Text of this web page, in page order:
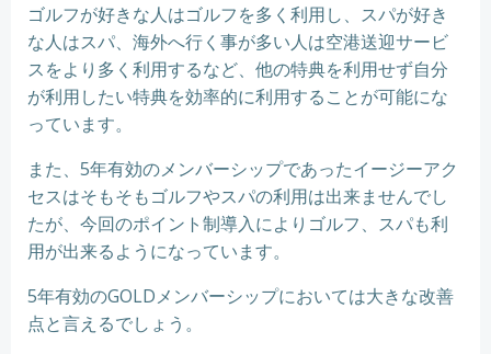
ゴルフが好きな人はゴルフを多く利用し、スパが好き
な人はスパ、海外へ行く事が多い人は空港送迎サービ
スをより多く利用するなど、他の特典を利用せず自分
が利用したい特典を効率的に利用することが可能にな
っています。
また、5年有効のメンバーシップであったイージーアク
セスはそもそもゴルフやスパの利用は出来ませんでし
たが、今回のポイント制導入によりゴルフ、スパも利
用が出来るようになっています。
5年有効のGOLDメンバーシップにおいては大きな改善
点と言えるでしょう。